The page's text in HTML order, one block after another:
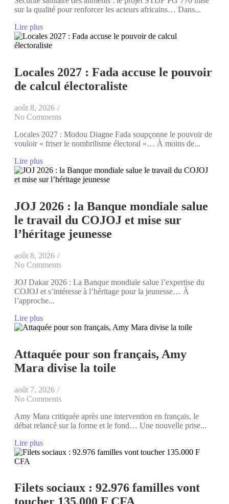
sur la qualité pour renforcer les acteurs africains… Dans...
Lire plus
Locales 2027 : Fada accuse le pouvoir
de calcul électoraliste
août 8, 2026 /
No Comments
Locales 2027 : Modou Diagne Fada soupçonne le pouvoir de
vouloir « friser le nombrilisme électoral »… À moins de...
Lire plus
JOJ 2026 : la Banque mondiale salue
le travail du COJOJ et mise sur
l’héritage jeunesse
août 8, 2026 /
No Comments
JOJ Dakar 2026 : La Banque mondiale salue l’expertise du
COJOJ et s’intéresse à l’héritage pour la jeunesse… À
l’approche...
Lire plus
Attaquée pour son français, Amy
Mara divise la toile
août 7, 2026 /
No Comments
Amy Mara critiquée après une intervention en français, le
débat relancé sur la forme et le fond… Une nouvelle prise...
Lire plus
Filets sociaux : 92.976 familles vont